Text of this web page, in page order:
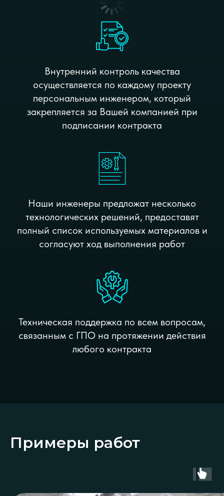
Внутренний контроль качества
осуществляется по каждому проекту
персональным инженером, который
закрепляется за Вашей компанией при
подписании контракта
Наши инженеры предложат несколько
технологических решений, предоставят
полный список используемых материалов и
согласуют ход выполнения работ
Техническая поддержка по всем вопросам,
связанным с ГПО на протяжении действия
любого контракта
Примеры работ